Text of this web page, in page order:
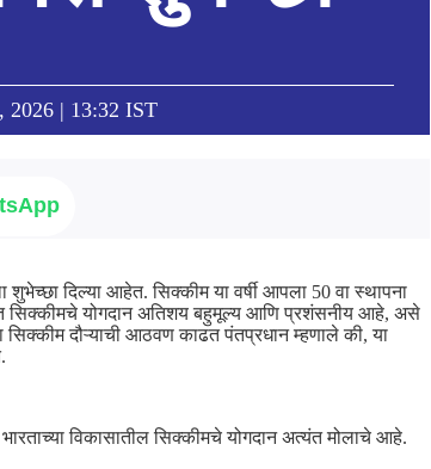
2026 | 13:32 IST
शुभेच्छा दिल्या आहेत. सिक्कीम या वर्षी आपला 50 वा स्थापना
सिक्कीमचे योगदान अतिशय बहुमूल्य आणि प्रशंसनीय आहे, असे
सिक्कीम दौऱ्याची आठवण काढत पंतप्रधान म्हणाले की, या
भारताच्या विकासातील सिक्कीमचे योगदान अत्यंत मोलाचे आहे.